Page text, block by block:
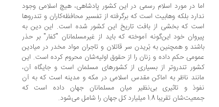
در مورد اسلام رسمی در این کشور پادشاهی، هیچ اسلامی وجود
بلکه وهابیت است که برگرفته از تفسیر محافظه‌کاران و تندروها
که بخشی از بافت تاریخ این کشور شده است. این دین به
خود این‌گونه آموخته‌ که باید از غیرمسلمانان "کفار" بر حذر
و همچنین به بُریدن سر قاتلان و تاجران مواد مخدر در میادین
حکم داده و زنان را از حقوق اولیه‌شان محروم کرده‌ است. این
تندروتر از بسیاری از کشورهای مسلمان است و جایگاه آن،
ناظر به اماکن مقدس اسلامی در مکه و مدینه است که به آن
و تاثیری بی‌نظیر میان مسلمانان جهان داده است که
تقریبا 1.8 میلیارد کل جهان را شامل می‌شود.